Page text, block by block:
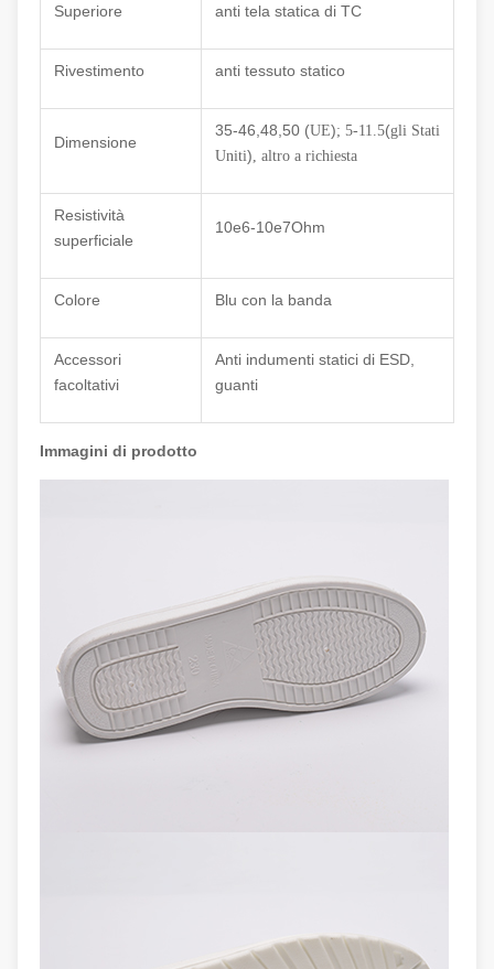
Superiore anti tela statica di TC
Rivestimento anti tessuto statico
Dimensione
35-46,48,50 (UE); 5-11.5(gli Stati
Uniti), altro a richiesta
Resistività
superficiale
10e6-10e7Ohm
Colore Blu con la banda
Accessori
facoltativi
Anti indumenti statici di ESD,
guanti
Immagini di prodotto